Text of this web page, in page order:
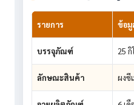
รายการ ข้อ
บรรจุภัณฑ์ 25
ลักษณะสินค้า ผงซี